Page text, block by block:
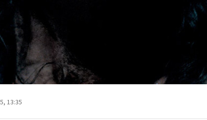
13:35